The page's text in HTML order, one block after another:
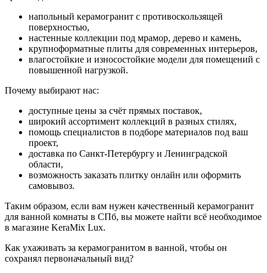
напольный керамогранит с противоскользящей
поверхностью,
настенные коллекции под мрамор, дерево и камень,
крупноформатные плиты для современных интерьеров,
влагостойкие и износостойкие модели для помещений с
повышенной нагрузкой.
Почему выбирают нас:
доступные цены за счёт прямых поставок,
широкий ассортимент коллекций в разных стилях,
помощь специалистов в подборе материалов под ваш
проект,
доставка по Санкт-Петербургу и Ленинградской
области,
возможность заказать плитку онлайн или оформить
самовывоз.
Таким образом, если вам нужен качественный керамогранит
для ванной комнаты в СПб, вы можете найти всё необходимое
в магазине KeraMix Lux.
Как ухаживать за керамогранитом в ванной, чтобы он
сохранял первоначальный вид?